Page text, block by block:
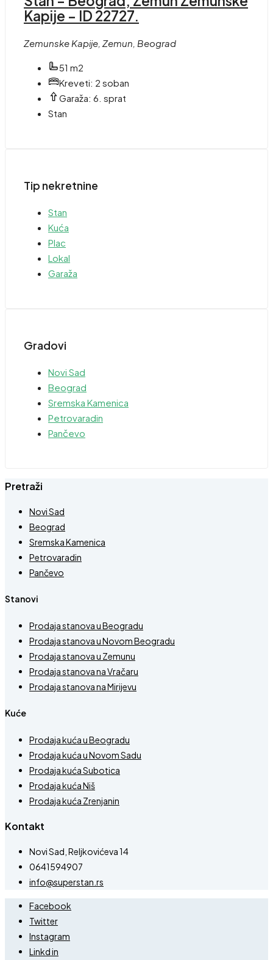
Kapije – ID 22727.
Zemunske Kapije, Zemun, Beograd
51 m2
Kreveti: 2 soban
Garaža: 6. sprat
Stan
Tip nekretnine
Stan
Kuća
Plac
Lokal
Garaža
Gradovi
Novi Sad
Beograd
Sremska Kamenica
Petrovaradin
Pančevo
Pretraži
Novi Sad
Beograd
Sremska Kamenica
Petrovaradin
Pančevo
Stanovi
Prodaja stanova u Beogradu
Prodaja stanova u Novom Beogradu
Prodaja stanova u Zemunu
Prodaja stanova na Vračaru
Prodaja stanova na Mirijevu
Kuće
Prodaja kuća u Beogradu
Prodaja kuća u Novom Sadu
Prodaja kuća Subotica
Prodaja kuća Niš
Prodaja kuća Zrenjanin
Kontakt
Novi Sad, Reljkovićeva 14
0641594907
info@superstan.rs
Facebook
Twitter
Instagram
Linkd in